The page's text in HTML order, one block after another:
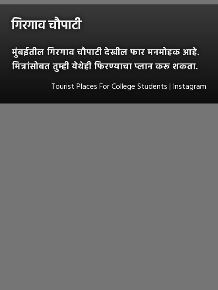
गिरगाव चौपाटी
मुंबईतील गिरगाव चौपाटी देखील फार मनमोहक आहे.
मित्रांसोबत तुम्ही येथेही फिरण्याचा प्लान करू शकता.
Tourist Places For College Students | Instagram